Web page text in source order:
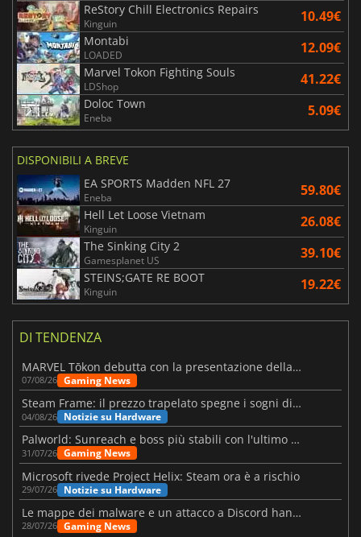
ReStory Chill Electronics Repairs
Kinguin 10.49€
Montabi
LOADED 12.09€
Marvel Tokon Fighting Souls
LDShop 41.22€
Doloc Town
Eneba 5.09€
DISPONIBILI A BREVE
EA SPORTS Madden NFL 27
Eneba 59.80€
Hell Let Loose Vietnam
Kinguin 26.08€
The Sinking City 2
Gamesplanet US 39.10€
STEINS;GATE RE BOOT
Kinguin 19.22€
DI TENDENZA
MARVEL Tōkon debutta con la presentazione della roadmap per il primo anno
07/08/26 Gaming News
Steam Frame: il prezzo trapelato spegne i sogni di un VR economico
04/08/26 Notizie su Hardware
Palworld: Sunreach e boss più stabili con l'ultimo update
31/07/26 Gaming News
Microsoft rivede Project Helix: Steam ora è a rischio
29/07/26 Notizie su Hardware
Le mappe dei malware e un attacco a Discord hanno colpito Meccha Chameleon
28/07/26 Gaming News